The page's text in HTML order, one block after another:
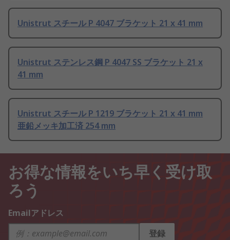
Unistrut スチール P 4047 ブラケット 21 x 41 mm
Unistrut ステンレス鋼 P 4047 SS ブラケット 21 x
41 mm
Unistrut スチール P 1219 ブラケット 21 x 41 mm
亜鉛メッキ加工済 254 mm
お得な情報をいち早く受け取
ろう
Emailアドレス
登録